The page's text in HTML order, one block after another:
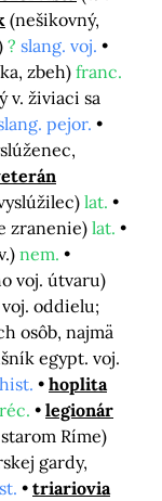
(nešikovný,
? slang. voj.
zbeh) franc.
v. živiaci sa
pejor.
lat.
zranenie) lat.
nem.
voj. útvaru)
oddielu;
osôb, najmä
egypt. voj.
hist.
hoplita
legionár
Ríme)
gardy,
triariovia